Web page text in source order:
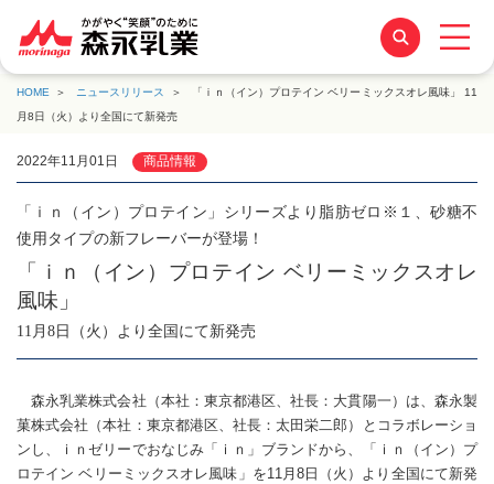
HOME ニュースリリース
「ｉｎ（イン）プロテイン ベリーミックスオレ風味」 11
月8日（火）より全国にて新発売
2022年11月01日 商品情報
「ｉｎ（イン）プロテイン」シリーズより脂肪ゼロ※１、砂糖不
使用タイプの新フレーバーが登場！
「ｉｎ（イン）プロテイン ベリーミックスオレ
風味」
11月8日（火）より全国にて新発売
森永乳業株式会社（本社：東京都港区、社長：大貫陽一）は、森永製
菓株式会社（本社：東京都港区、社長：太田栄二郎）とコラボレーショ
ンし、ｉｎゼリーでおなじみ「ｉｎ」ブランドから、「ｉｎ（イン）プ
ロテイン ベリーミックスオレ風味」を11月8日（火）より全国にて新発